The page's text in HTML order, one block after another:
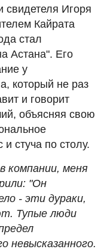
свидетеля Игоря
Кайрата
стал
Астана". Его
у
который не раз
и говорит
объясняя свою
стуча по столу.
компании, меня
"Он
- эти дураки,
Тупые люди
невысказанного.